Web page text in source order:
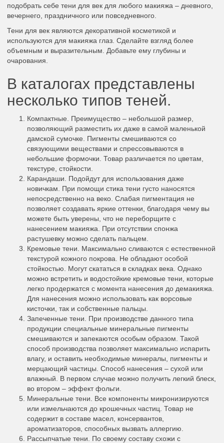
подобрать себе тени для век для любого макияжа – дневного,
вечернего, праздничного или повседневного.
Тени для век являются декоративной косметикой и
используются для макияжа глаз. Сделайте взгляд более
объемным и выразительным. Добавьте ему глубины и
очарования.
В каталогах представлены
несколько типов теней.
Компактные. Преимущество – небольшой размер,
позволяющий разместить их даже в самой маленькой
дамской сумочке. Пигменты смешиваются со
связующими веществами и спрессовываются в
небольшие формочки. Товар различается по цветам,
текстуре, стойкости.
Карандаши. Подойдут для использования даже
новичкам. При помощи стика тени густо наносятся
непосредственно на веко. Слабая пигментация не
позволяет создавать яркие оттенки, благодаря чему вы
можете быть уверены, что не переборщите с
нанесением макияжа. При отсутствии спонжа
растушевку можно сделать пальцем.
Кремовые тени. Максимально сливаются с естественной
текстурой кожного покрова. Не обладают особой
стойкостью. Могут скататься в складках века. Однако
можно встретить и водостойкие кремовые тени, которые
легко продержатся с момента нанесения до демакияжа.
Для нанесения можно использовать как ворсовые
кисточки, так и собственные пальцы.
Запеченные тени. При производстве данного типа
продукции специальные минеральные пигменты
смешиваются и запекаются особым образом. Такой
способ производства позволяет максимально испарить
влагу, и оставить необходимые минералы, пигменты и
мерцающий частицы. Способ нанесения – сухой или
влажный. В первом случае можно получить легкий блеск,
во втором – эффект фольги.
Минеральные тени. Все компоненты микронизируются
или измельчаются до крошечных частиц. Товар не
содержит в составе масел, консервантов,
ароматизаторов, способных вызвать аллергию.
Рассыпчатые тени. По своему составу схожи с